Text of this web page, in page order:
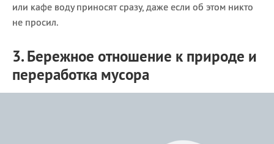
или кафе воду приносят сразу, даже если об этом никто
не просил.
3. Бережное отношение к природе и
переработка мусора